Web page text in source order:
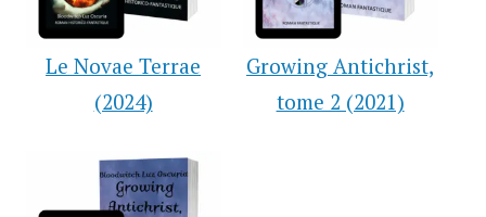
Le Novae Terrae
(2024)
Growing Antichrist,
tome 2 (2021)